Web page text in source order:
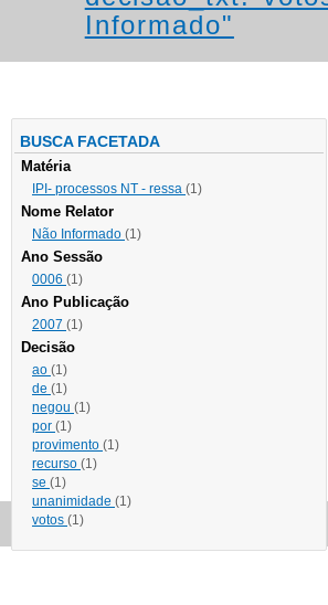
Informado"
BUSCA FACETADA
Matéria
IPI- processos NT - ressa (1)
Nome Relator
Não Informado (1)
Ano Sessão
0006 (1)
Ano Publicação
2007 (1)
Decisão
ao (1)
de (1)
negou (1)
por (1)
provimento (1)
recurso (1)
se (1)
unanimidade (1)
votos (1)